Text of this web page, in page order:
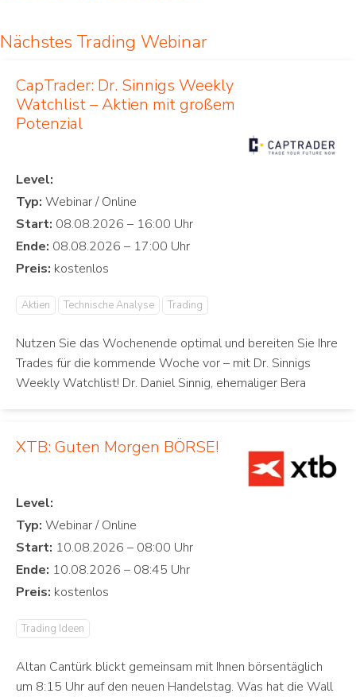
Nächstes Trading Webinar
CapTrader: Dr. Sinnigs Weekly
Watchlist – Aktien mit großem
Potenzial
Level:
Typ:
Start:
Ende:
Preis:
Aktien Technische Analyse Trading
Nutzen Sie das Wochenende optimal und bereiten Sie Ihre
Trades für die kommende Woche vor – mit Dr. Sinnigs
Weekly Watchlist! Dr. Daniel Sinnig, ehemaliger Bera
XTB: Guten Morgen BÖRSE!
Level:
Typ:
Start:
Ende:
Preis:
Trading Ideen
Altan Cantürk blickt gemeinsam mit Ihnen börsentäglich
um 8:15 Uhr auf den neuen Handelstag. Was hat die Wall